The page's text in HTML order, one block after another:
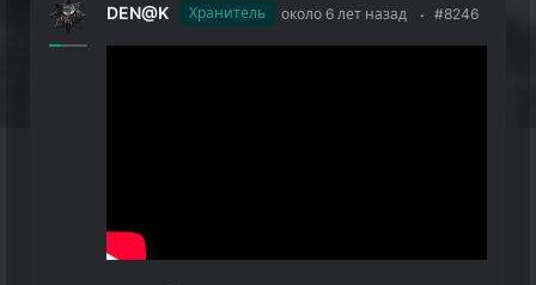
DEN@K Хранитель около 6 лет назад #8246